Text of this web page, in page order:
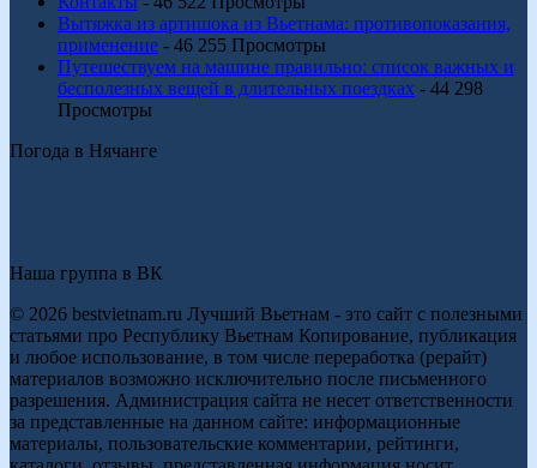
Вытяжка из артишока из Вьетнама: противопоказания,
применение - 46 255 Просмотры
Путешествуем на машине правильно: список важных и
бесполезных вещей в длительных поездках - 44 298
Просмотры
Погода в Нячанге
Наша группа в ВК
© 2026 bestvietnam.ru Лучший Вьетнам - это сайт с полезными
статьями про Республику Вьетнам Копирование, публикация
и любое использование, в том числе переработка (рерайт)
материалов возможно исключительно после письменного
разрешения. Администрация сайта не несет ответственности
за представленные на данном сайте: информационные
материалы, пользовательские комментарии, рейтинги,